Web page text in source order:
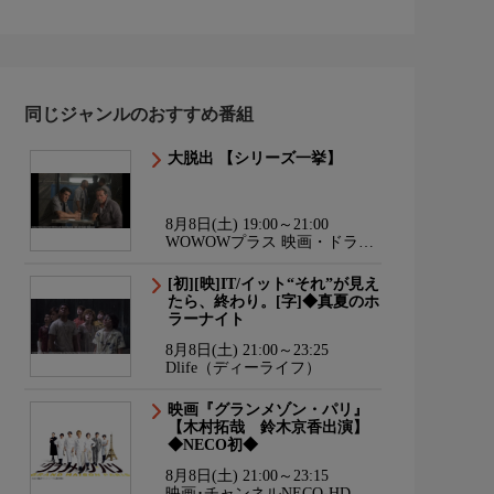
同じジャンルのおすすめ番組
大脱出 【シリーズ一挙】
8月8日(土) 19:00～21:00
WOWOWプラス 映画・ドラ
[初][映]IT/イット“それ”が見え
たら、終わり。[字]◆真夏のホ
ラーナイト
8月8日(土) 21:00～23:25
Dlife（ディーライフ）
映画『グランメゾン・パリ』
【木村拓哉 鈴木京香出演】
◆NECO初◆
8月8日(土) 21:00～23:15